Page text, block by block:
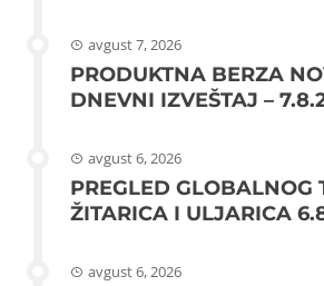
avgust 7, 2026
PRODUKTNA BERZA
DNEVNI IZVEŠTAJ –
avgust 6, 2026
PREGLED GLOBALNOG
ŽITARICA I ULJARICA
avgust 6, 2026